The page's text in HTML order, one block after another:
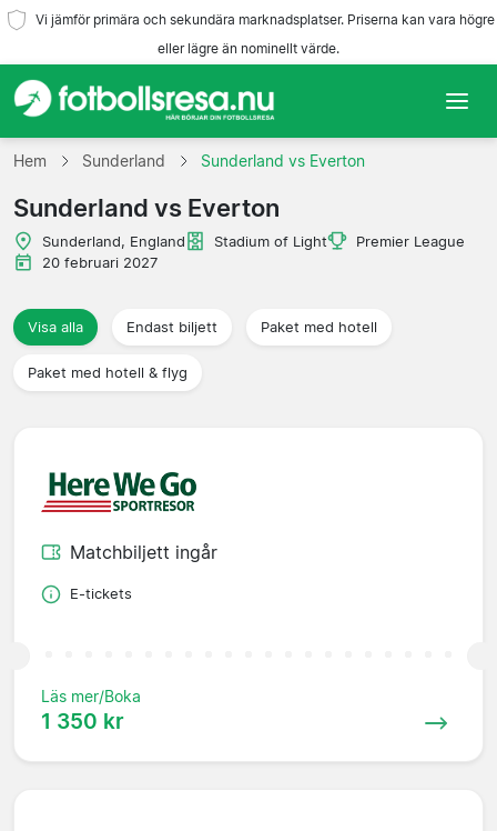
Vi jämför primära och sekundära marknadsplatser. Priserna kan vara högre
eller lägre än nominellt värde.
Hem
Lag
Ligor
Resebyråer
Hem Sunderland Sunderland vs Everton
Sunderland vs Everton
Sunderland, England Stadium of Light
Premier League
20 februari 2027
Visa alla Endast biljett Paket med hotell
Paket med hotell & flyg
Matchbiljett ingår
E-tickets
Läs mer/Boka
1 350 kr